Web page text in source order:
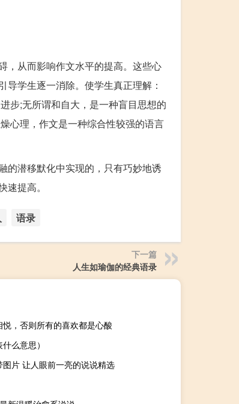
，从而影响作文水平的提高。这些心
学生逐一消除。使学生真正理解：
步;无所谓和自大，是一种盲目思想的
心理，作文是一种综合性较强的语言
的潜移默化中实现的，只有巧妙地诱
提高。
语录
下一篇
人生如瑜伽的经典语录
，否则所有的喜欢都是心酸
么意思）
片 让人眼前一亮的说说精选